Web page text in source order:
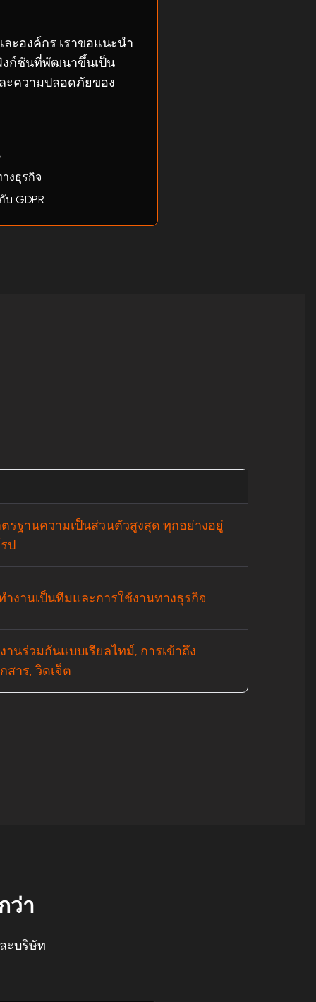
ะองค์กร เราขอแนะนำ
งก์ชันที่พัฒนาขึ้นเป็น
ะความปลอดภัยของ
งธุรกิจ
GDPR
รฐานความเป็นส่วนตัวสูงสุด ทุกอย่างอยู่
ป
ำงานเป็นทีมและการใช้งานทางธุรกิจ
นร่วมกันแบบเรียลไทม์, การเข้าถึง
สาร, วิดเจ็ต
ว่า
ะบริษัท